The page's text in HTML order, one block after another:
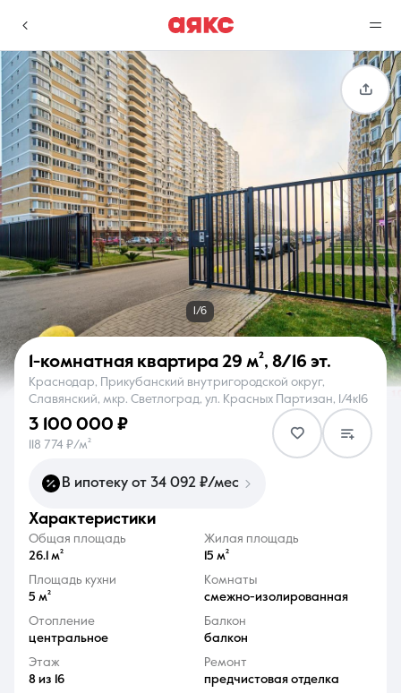
г. Краснодар
Избранное
0 объявлений
Сравнение
0 объявлений
Недвижимость Услуги
О компании Контакты
8 (861) 297-00-00
Ежедневно с 08:30 до 20:00
1/6
1-комнатная квартира 29 м², 8/16 эт.
Краснодар, Прикубанский внутригородской округ,
Славянский, мкр. Светлоград, ул. Красных Партизан, 1/4к16
3 100 000 ₽
118 774 ₽/м²
В ипотеку от 34 092 ₽/мес
характеристики
Общая площадь
26.1 м²
Жилая площадь
15 м²
Площадь кухни
5 м²
Комнаты
смежно-изолированная
Отопление
центральное
Балкон
балкон
Этаж
8 из 16
Ремонт
предчистовая отделка